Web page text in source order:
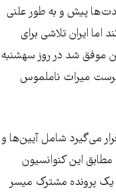
پیش و به طور علنی
اما ایران تلاشی برای
موفق شد در روز سهشنبه
فهرست میراث ناملموس
یونسکو مورد حمایت قرار می‌گیرد شامل آیین‌ها و
این کنوانسیون
یک پرونده مشترک میسر